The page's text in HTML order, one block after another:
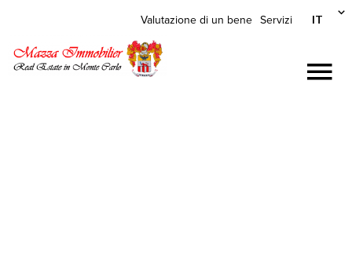
Valutazione di un bene Servizi IT